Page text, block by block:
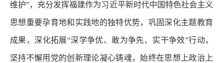
维护”，充分发挥福建作为习近平新时代中国特色社会主义
思想重要孕育地和实践地的独特优势，巩固深化主题教育
成果，深化拓展“深学争优、敢为争先、实干争效”行动，
坚持不懈用党的创新理论凝心铸魂，始终在思想上政治上